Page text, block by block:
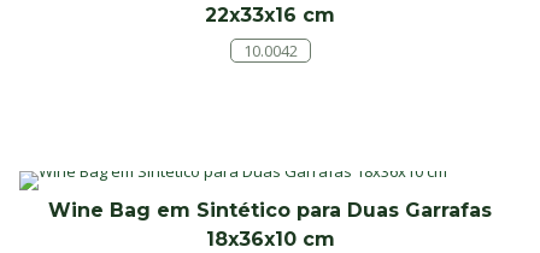
22x33x16 cm
10.0042
Wine Bag em Sintético para Duas Garrafas
18x36x10 cm